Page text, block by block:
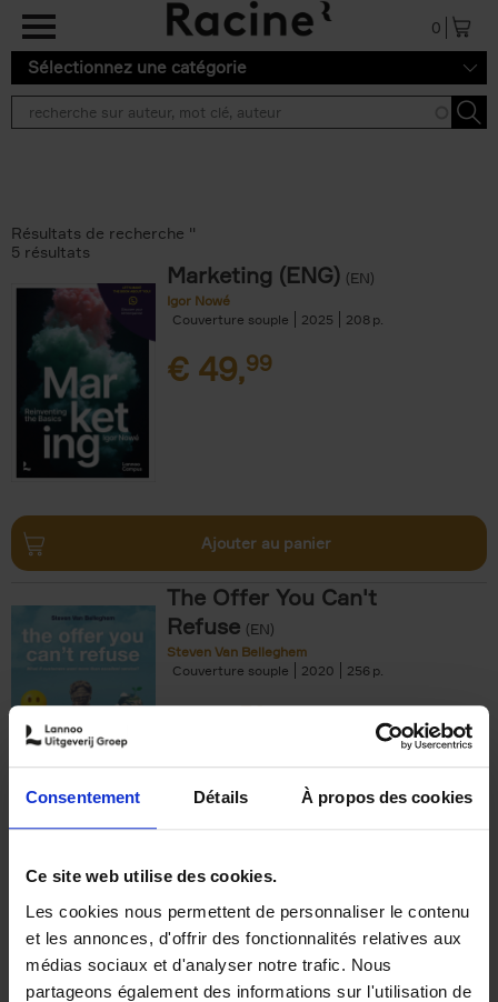
Consentement Détails À propos des cookies
Ce site web utilise des cookies.
Les cookies nous permettent de personnaliser le contenu
et les annonces, d'offrir des fonctionnalités relatives aux
médias sociaux et d'analyser notre trafic. Nous
partageons également des informations sur l'utilisation de
Aller au contenu principal
0
Sélectionnez une catégorie
Résultats de recherche ''
5 résultats
Marketing (ENG) (EN)
Igor Nowé
Couverture souple
2025 208
€ 49,99
Ajouter au panier
The Offer You Can't
Refuse (EN)
Steven Van Belleghem
Couverture souple
2020 256
€37,50
Building Bonds = Building
Business
Jochen Roef Jozefien De Feyter
Carolien Boom
Couverture souple
2025 200